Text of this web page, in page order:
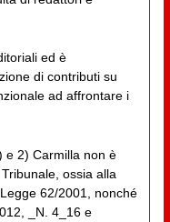
ed è
di contributi su
ad affrontare i
e 2) Carmilla non è
ossia alla
62/2001, nonché
_N. 4_16 e